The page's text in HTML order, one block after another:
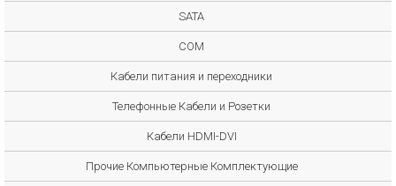
SATA
COM
Кабели питания и переходники
Телефонные Кабели и Розетки
Кабели HDMI-DVI
Прочие Компьютерные Комплектующие